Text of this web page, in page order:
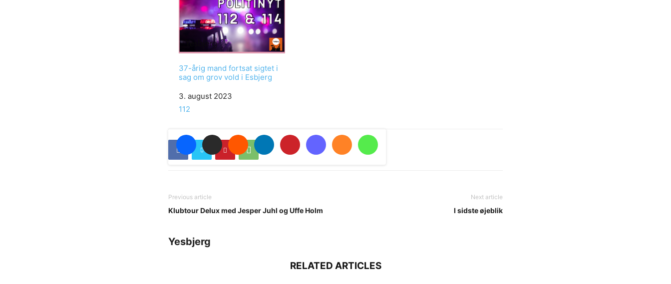
37-årig mand fortsat sigtet i
sag om grov vold i Esbjerg
Date
3. august 2023
In relation to
112
Previous article
Klubtour Delux med Jesper Juhl og Uffe Holm
Next article
I sidste øjeblik
Yesbjerg
RELATED ARTICLES